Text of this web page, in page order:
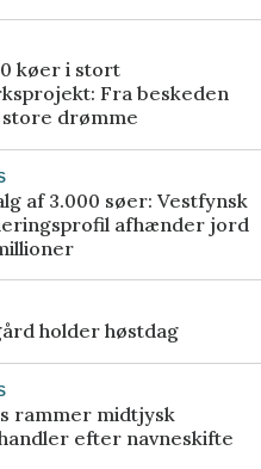
køer i stort
Fra beskeden
drømme
af 3.000 søer: Vestfynsk
afhænder jord
holder høstdag
rammer midtjysk
efter navneskifte